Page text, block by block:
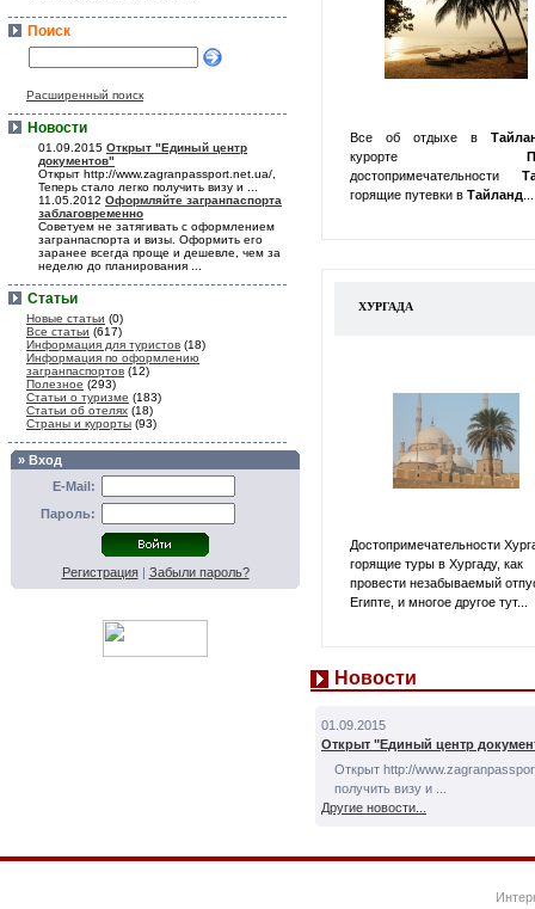
Поиск
Расширенный поиск
Новости
01.09.2015 Открыт "Единый центр
документов"
Открыт http://www.zagranpassport.net.ua/,
Теперь стало легко получить визу и ...
11.05.2012 Оформляйте загранпаспорта
заблаговременно
Советуем не затягивать с оформлением
загранпаспорта и визы. Оформить его
заранее всегда проще и дешевле, чем за
неделю до планирования ...
Статьи
Новые статьи (0)
Все статьи (617)
Информация для туристов (18)
Информация по оформлению
загранпаспортов (12)
Полезное (293)
Статьи о туризме (183)
Статьи об отелях (18)
Страны и курорты (93)
» Вход
E-Mail:
Пароль:
Регистрация| Забыли пароль?
Все об отдыхе в
курорте
достопримечательности
горящие путевки в Тайланд
ХУРГАДА
Достопримечательности
горящие туры в Хургаду, как
провести незабываемый
Египте, и многое другое тут...
Новости
01.09.2015
Открыт "Единый центр
Открыт http://
получить визу и ...
Другие новости...